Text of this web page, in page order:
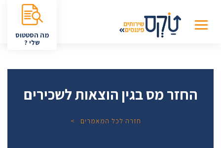
מה הסטטוס
שלי ?
החזר מס בגין הוצאות לשכירים
חזרה לכל המאמרים